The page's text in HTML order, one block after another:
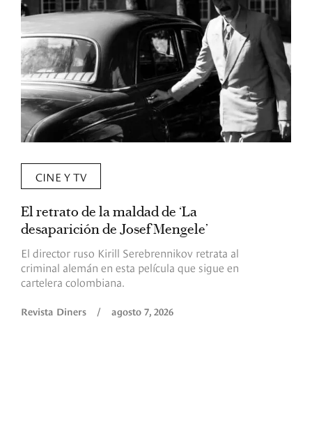
CINE Y TV
El retrato de la maldad de ‘La
desaparición de Josef Mengele’
El director ruso Kirill Serebrennikov retrata al
criminal alemán en esta película que sigue en
cartelera colombiana.
Revista Diners / agosto 7, 2026